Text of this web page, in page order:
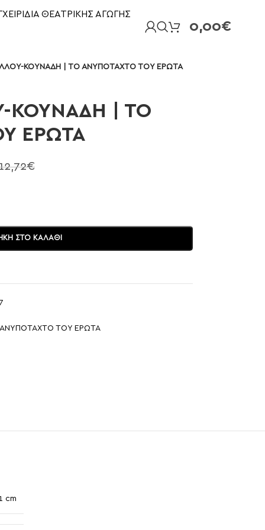
ΘΕΑΤΡΙΚΗΣ ΑΓΩΓΗΣ
0,00€
ΚΟΥΝΑΔΗ | ΤΟ ΑΝΥΠΟΤΑΧΤΟ ΤΟΥ ΕΡΩΤΑ
ΚΟΥΝΑΔΗ | ΤΟ
ΕΡΩΤΑ
€
ΣΤΟ ΚΑΛΆΘΙ
ΤΟΥ ΕΡΩΤΑ
cm